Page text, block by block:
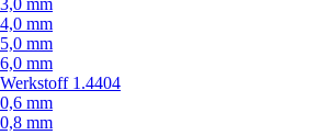
3,0 mm
4,0 mm
5,0 mm
6,0 mm
Werkstoff 1.4404
0,6 mm
0,8 mm